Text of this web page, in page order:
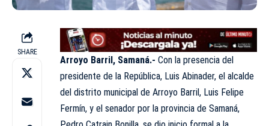
SHARE
Arroyo Barril, Samaná.- Con la presencia del
presidente de la República, Luis Abinader, el alcalde
del distrito municipal de Arroyo Barril, Luis Felipe
Fermín, y el senador por la provincia de Samaná,